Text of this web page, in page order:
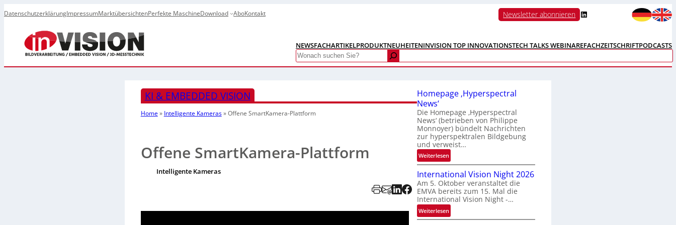
DatenschutzerklärungImpressumMarktübersichtenPerfekte MaschineDownload AboKontakt Newsletter abonnieren LinkedIn
NEWSFACHARTIKELPRODUKTNEUHEITENINVISION TOP INNOVATIONSTECH TALKS WEBINAREFACHZEITSCHRIFTPODCASTS
Search
KI & EMBEDDED VISION
Home» Intelligente Kameras»Offene SmartKamera-Plattform
Offene SmartKamera-Plattform
Intelligente Kameras
Homepage ‚Hyperspectral
News‘
Die Homepage ‚Hyperspectral
News‘ (betrieben von Philippe
Monnoyer) bündelt Nachrichten
zur hyperspektralen Bildgebung
und verweist…
Weiterlesen:
H
o
m
e
p
a
g
International Vision Night 2026
Am 5. Oktober veranstaltet die
EMVA bereits zum 15. Mal die
International Vision Night -…
Weiterlesen:
I